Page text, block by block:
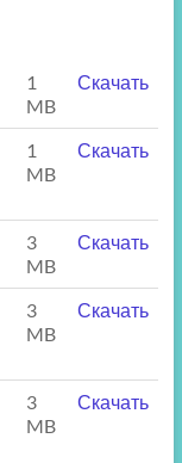
1
MB
Скачать
1
MB
Скачать
3
MB
Скачать
3
MB
Скачать
3
MB
Скачать